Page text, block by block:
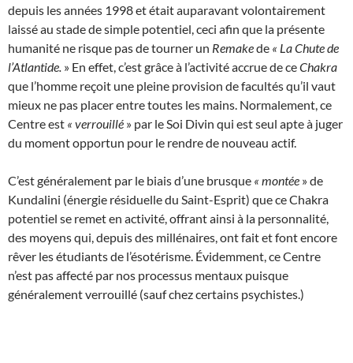
depuis les années 1998 et était auparavant volontairement
laissé au stade de simple potentiel, ceci afin que la présente
humanité ne risque pas de tourner un Remakede « La Chute de
l’Atlantide. » En effet, c’est grâce à l’activité accrue de ceChakra
que l’homme reçoit une pleine provision de facultés qu’il vaut
mieux ne pas placer entre toutes les mains. Normalement, ce
Centre est « verrouillé » par le Soi Divin qui est seul apte à juger
du moment opportun pour le rendre de nouveau actif.
C’est généralement par le biais d’une brusque « montée » de
Kundalini (énergie résiduelle du Saint-Esprit) que ce Chakra
potentiel se remet en activité, offrant ainsi à la personnalité,
des moyens qui, depuis des millénaires, ont fait et font encore
rêver les étudiants de l’ésotérisme. Évidemment, ce Centre
n’est pas affecté par nos processus mentaux puisque
généralement verrouillé (sauf chez certains psychistes.)